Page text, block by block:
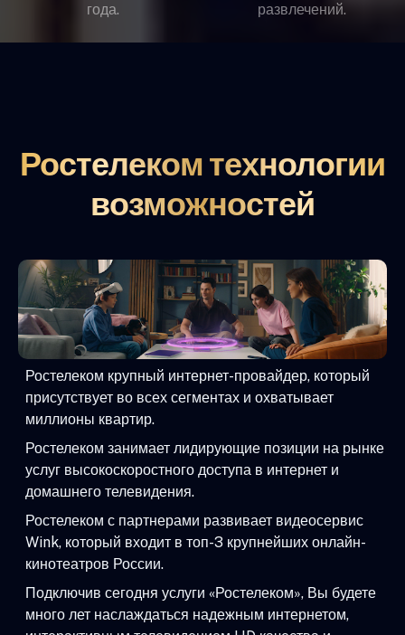
года.
развлечений.
Ростелеком технологии
возможностей
Ростелеком крупный интернет-провайдер, который
присутствует во всех сегментах и охватывает
миллионы квартир.
Ростелеком занимает лидирующие позиции на рынке
услуг высокоскоростного доступа в интернет и
домашнего телевидения.
Ростелеком с партнерами развивает видеосервис
Wink, который входит в топ-3 крупнейших онлайн-
кинотеатров России.
Подключив сегодня услуги «Ростелеком», Вы будете
много лет наслаждаться надежным интернетом,